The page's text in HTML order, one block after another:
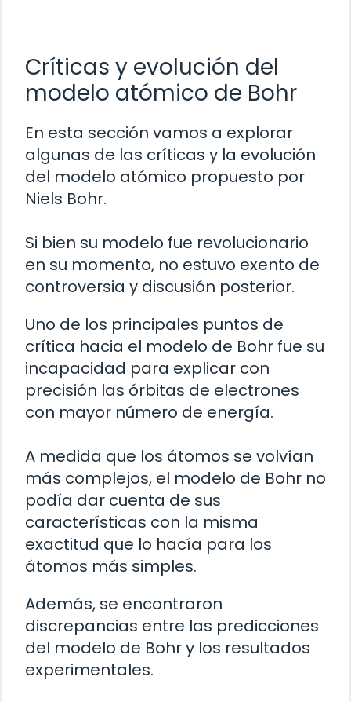
Críticas y evolución del
modelo atómico de Bohr
En esta sección vamos a explorar
algunas de las críticas y la evolución
del modelo atómico propuesto por
Niels Bohr.
Si bien su modelo fue revolucionario
en su momento, no estuvo exento de
controversia y discusión posterior.
Uno de los principales puntos de
crítica hacia el modelo de Bohr fue su
incapacidad para explicar con
precisión las órbitas de electrones
con mayor número de energía.
A medida que los átomos se volvían
más complejos, el modelo de Bohr no
podía dar cuenta de sus
características con la misma
exactitud que lo hacía para los
átomos más simples.
Además, se encontraron
discrepancias entre las predicciones
del modelo de Bohr y los resultados
experimentales.